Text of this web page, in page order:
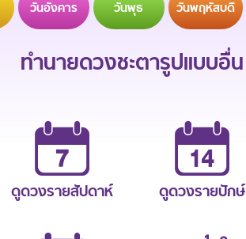
วันอังคาร วันพุธ วันพฤหัสบดี
ทำนายดวงชะตารูปแบบอื่น
ดูดวงรายสัปดาห์ ดูดวงรายปักษ์